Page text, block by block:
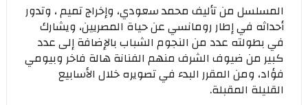
المسلسل من تأليف محمد سعودي، وإخراج تميم ، وتدور
أحداثه في إطار رومانسي عن حياة المصريين، ويشارك
في بطولته عدد من النجوم الشباب بالإضافة إلى عدد
كبير من ضيوف الشرف منهم الفنانة هالة فاخر وبيومي
فؤاد، ومن المقرر البدء في تصويره خلال الأسابيع
القليلة المقبلة.